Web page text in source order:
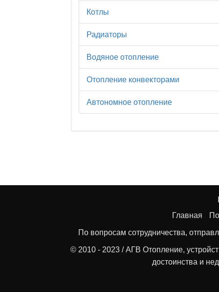
Котлы
Радиаторы
Водяное отопление
Отопление конвекторами
Автономное отопление
Главная
По вопросам сотрудничества,
© 2010 - 2023 / АГВ Отопление,
достоинства и